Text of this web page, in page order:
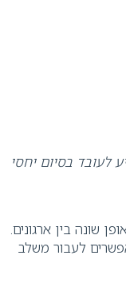
לעובד בסיום יחסי
שונה בין ארגונים.
לעבור משלב